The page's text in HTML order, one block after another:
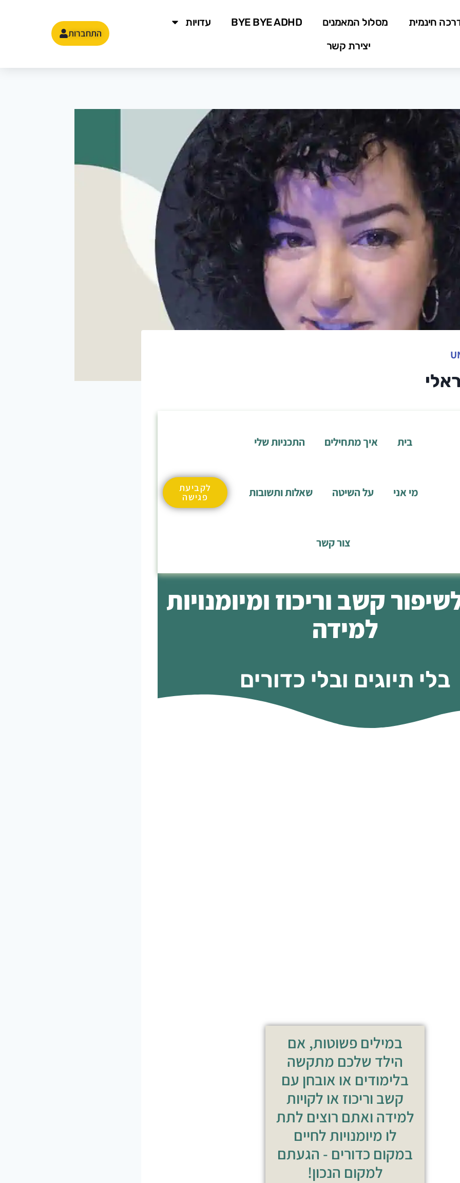
חינמית מסלול המאמנים BYE BYE ADHD
עדויות
יצירת קשר
התחברות
בית איך מתחילים התכניות שלי
מי אני על השיטה שאלות ותשובות
צור קשר
לקביעת
פגישה
קשב וריכוז ומיומנויות
למידה
בלי תיוגים ובלי כדורים
במילים פשוטות, אם
הילד שלכם מתקשה
בלימודים או אובחן עם
קשב וריכוז או לקויות
למידה ואתם רוצים לתת
לו מיומנויות לחיים
במקום כדורים - הגעתם
למקום הנכון!